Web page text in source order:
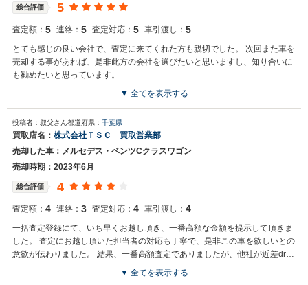
総合評価 5
査定額： 5 連絡： 5 査定対応： 5 車引渡し： 5
とても感じの良い会社で、査定に来てくれた方も親切でした。 次回また車を
売却する事があれば、是非此方の会社を選びたいと思いますし、知り合いに
も勧めたいと思っています。
買取店からの返信
お世話になっております。 株式会社ネクステージでございます。 この
度はネクステージをご利用いただきまして誠にありがとうございまし
た。 弊社スタッフの接客をお褒め頂き光栄です。 今後もご満足いただ
けるよう精進してまいります。 スタッフ一同、またのご利用お待ちし
▼ 全てを表示する
投稿者：叔父さん都道府県： 千葉県
買取店名： 株式会社ＴＳＣ 買取営業部
売却した車：メルセデス・ベンツCクラスワゴン
売却時期：2023年6月
総合評価 4
査定額： 4 連絡： 3 査定対応： 4 車引渡し： 4
一括査定登録にて、いち早くお越し頂き、一番高額な金額を提示して頂きま
した。 査定にお越し頂いた担当者の対応も丁寧で、是非この車を欲しいとの
意欲が伝わりました。 結果、一番高額査定でありましたが、他社が近差drの
同額提示なら、この会社に売却したいと感じました。
▼ 全てを表示する